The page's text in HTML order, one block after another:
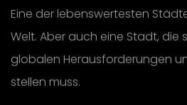
Eine der lebenswertesten
Welt. Aber auch eine Stadt, die
globalen Herausforderungen
stellen muss.